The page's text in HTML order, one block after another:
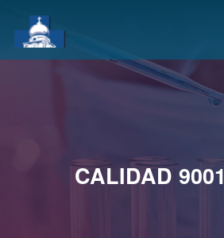
ResultadosCALIDAD